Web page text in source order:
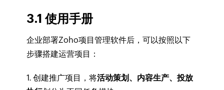
3.1 使用手册
企业部署Zoho项目管理软件后，可以按照以下
步骤搭建运营项目：
1. 创建推广项目，将活动策划、内容生产、投放